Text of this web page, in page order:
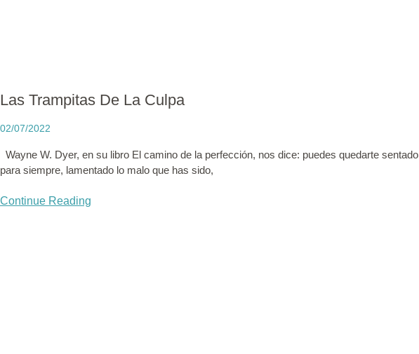
Las Trampitas De La Culpa
02/07/2022
Wayne W. Dyer, en su libro El camino de la perfección, nos dice: puedes quedarte sentado
para siempre, lamentado lo malo que has sido,
Continue Reading